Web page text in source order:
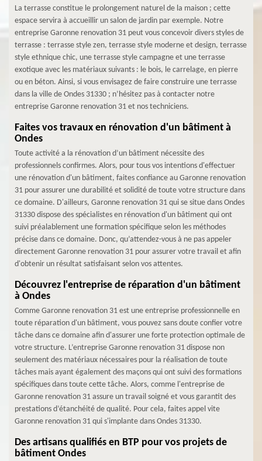
La terrasse constitue le prolongement naturel de la maison ; cette
espace servira à accueillir un salon de jardin par exemple. Notre
entreprise Garonne renovation 31 peut vous concevoir divers styles de
terrasse : terrasse style zen, terrasse style moderne et design, terrasse
style ethnique chic, une terrasse style campagne et une terrasse
exotique avec les matériaux suivants : le bois, le carrelage, en pierre
ou en béton. Ainsi, si vous envisagez de faire construire une terrasse
dans la ville de Ondes 31330 ; n’hésitez pas à contacter notre
entreprise Garonne renovation 31 et nos techniciens.
Faites vos travaux en rénovation d'un bâtiment à
Ondes
Toute activité a la rénovation d’un bâtiment nécessite des
professionnels confirmes. Alors, pour tous vos intentions d'effectuer
une rénovation d'un bâtiment, faites confiance au Garonne renovation
31 pour assurer une durabilité et solidité de toute votre structure dans
ce domaine. D'ailleurs, Garonne renovation 31 qui se situe dans Ondes
31330 dispose des spécialistes en rénovation d'un bâtiment qui ont
suivi préalablement une formation spécifique selon les méthodes
précise dans ce domaine. Donc, qu’attendez-vous à ne pas appeler
directement Garonne renovation 31 pour assurer votre travail et afin
d'obtenir un résultat satisfaisant selon vos attentes.
Découvrez l'entreprise de réparation d'un bâtiment
à Ondes
Comme Garonne renovation 31 est une entreprise professionnelle en
toute réparation d'un bâtiment, vous pouvez sans doute confier votre
tâche dans ce domaine afin d'assurer une forte protection optimale de
votre structure. L’entreprise Garonne renovation 31 dispose non
seulement des matériaux nécessaires pour la réalisation de toute
tâches mais ayant également des maçons qui ont suivi des formations
spécifiques dans toute cette tâche. Alors, comme l'entreprise de
Garonne renovation 31 assure un travail soigné et vous garantit des
prestations d’étanchéité de qualité. Pour cela, faites appel vite
Garonne renovation 31 qui s'implante dans Ondes 31330.
Des artisans qualifiés en BTP pour vos projets de
bâtiment Ondes